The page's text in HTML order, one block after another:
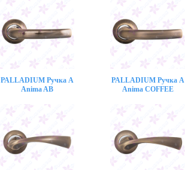
PALLADIUM Ручка A
Anima AB
PALLADIUM Ручка A
Anima COFFEE